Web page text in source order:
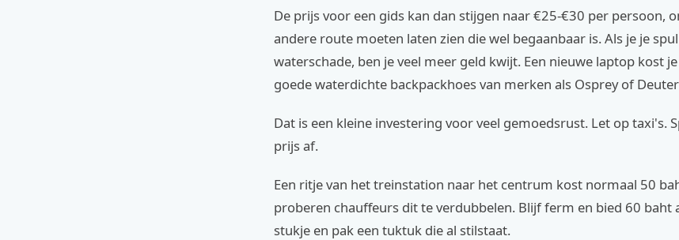
De prijs voor een gids kan dan stijgen naar €25-€30 per persoon,
andere route moeten laten zien die wel begaanbaar is. Als je je
waterschade, ben je veel meer geld kwijt. Een nieuwe laptop kost
goede waterdichte backpackhoes van merken als Osprey of
Dat is een kleine investering voor veel gemoedsrust. Let op taxi's.
prijs af.
Een ritje van het treinstation naar het centrum kost normaal 50
proberen chauffeurs dit te verdubbelen. Blijf ferm en bied 60 baht
stukje en pak een tuktuk die al stilstaat.